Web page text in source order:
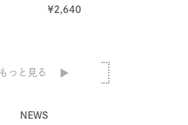
¥2,640
もっと見る
NEWS